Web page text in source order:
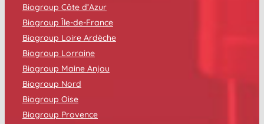
Biogroup Côte d’Azur
Biogroup Île-de-France
Biogroup Loire Ardèche
Biogroup Lorraine
Biogroup Maine Anjou
Biogroup Nord
Biogroup Oise
Biogroup Provence